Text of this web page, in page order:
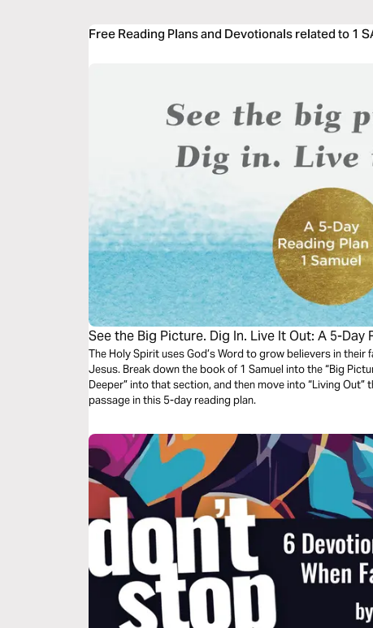
Free Reading Plans and Devotionals related to 1
See the Big Picture. Dig In. Live It Out: A 5-Day
The Holy Spirit uses God’s Word to grow believers in
Jesus. Break down the book of 1 Samuel into the “Big
Deeper” into that section, and then move into “Living
passage in this 5-day reading plan.